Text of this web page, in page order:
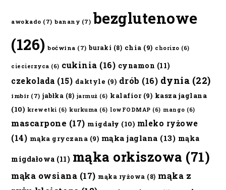
awokado (7) banany (7) bezglutenowe
(126) boćwina (7) buraki (8) chia (9) chorizo (6)
ciecierzyca (6) cukinia (16) cynamon (11)
czekolada (15) daktyle (9) drób (16) dynia (22)
imbir (7) jabłka (8) jarmuż (6) kalafior(9) kasza jaglana
(10) krewetki (6) kurkuma (6) lowFODMAP (6) mango (6)
mascarpone (17) migdały (10) mleko ryżowe
(14) mąka gryczana (9) mąka jaglana (13) mąka
migdałowa (11) mąka orkiszowa (71)
mąka owsiana (17) mąka ryżowa (8) mąka z